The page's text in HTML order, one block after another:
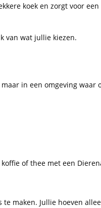
koek en zorgt voor
van wat jullie kiezen.
in een omgeving waar
of thee met een
maken. Jullie hoeven